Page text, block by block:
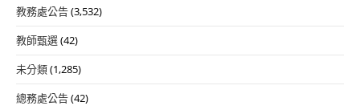
教務處公告(3,532)
教師甄選(42)
未分類(1,285)
總務處公告(42)